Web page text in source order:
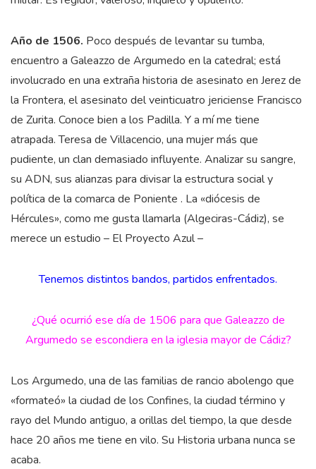
Año de 1506. Poco después de levantar su tumba,
encuentro a Galeazzo de Argumedo en la catedral; está
involucrado en una extraña historia de asesinato en Jerez de
la Frontera, el asesinato del veinticuatro jericiense Francisco
de Zurita. Conoce bien a los Padilla. Y a mí me tiene
atrapada. Teresa de Villacencio, una mujer más que
pudiente, un clan demasiado influyente. Analizar su sangre,
su ADN, sus alianzas para divisar la estructura social y
política de la comarca de Poniente . La «diócesis de
Hércules», como me gusta llamarla (Algeciras-Cádiz), se
merece un estudio – El Proyecto Azul –
Tenemos distintos bandos, partidos enfrentados.
¿Qué ocurrió ese día de 1506 para que Galeazzo de
Argumedo se escondiera en la iglesia mayor de Cádiz?
Los Argumedo, una de las familias de rancio abolengo que
«formateó» la ciudad de los Confines, la ciudad término y
rayo del Mundo antiguo, a orillas del tiempo, la que desde
hace 20 años me tiene en vilo. Su Historia urbana nunca se
acaba.